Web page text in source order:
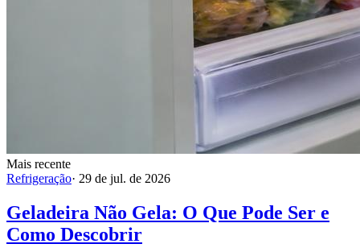
Mais recente
Refrigeração· 29 de jul. de 2026
Geladeira Não Gela: O Que Pode Ser e
Como Descobrir